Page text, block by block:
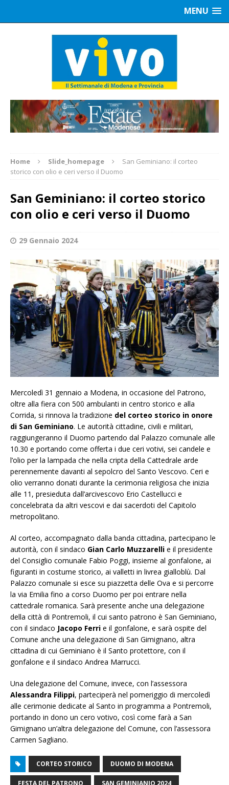
MENU
Home Slide_homepage
San Geminiano: il corteo
storico con olio e ceri verso il Duomo
San Geminiano: il corteo storico
con olio e ceri verso il Duomo
29 Gennaio 2024
Mercoledì 31 gennaio a Modena, in occasione del Patrono,
oltre alla fiera con 500 ambulanti in centro storico e alla
Corrida, si rinnova la tradizione del corteo storico in onore
di San Geminiano. Le autorità cittadine, civili e militari,
raggiungeranno il Duomo partendo dal Palazzo comunale alle
10.30 e portando come offerta i due ceri votivi, sei candele e
l’olio per la lampada che nella cripta della Cattedrale arde
perennemente davanti al sepolcro del Santo Vescovo. Ceri e
olio verranno donati durante la cerimonia religiosa che inizia
alle 11, presieduta dall’arcivescovo Erio Castellucci e
concelebrata da altri vescovi e dai sacerdoti del Capitolo
metropolitano.
Al corteo, accompagnato dalla banda cittadina, partecipano le
autorità, con il sindaco Gian Carlo Muzzarelli e il presidente
del Consiglio comunale Fabio Poggi, insieme al gonfalone, ai
figuranti in costume storico, ai valletti in livrea gialloblù. Dal
Palazzo comunale si esce su piazzetta delle Ova e si percorre
la via Emilia fino a corso Duomo per poi entrare nella
cattedrale romanica. Sarà presente anche una delegazione
della città di Pontremoli, il cui santo patrono è San Geminiano,
con il sindaco Jacopo Ferri e il gonfalone, e sarà ospite del
Comune anche una delegazione di San Gimignano, altra
cittadina di cui Geminiano è il Santo protettore, con il
gonfalone e il sindaco Andrea Marrucci.
Una delegazione del Comune, invece, con l’assessora
Alessandra Filippi, parteciperà nel pomeriggio di mercoledì
alle cerimonie dedicate al Santo in programma a Pontremoli,
portando in dono un cero votivo, così come farà a San
Gimignano un’altra delegazione del Comune, con l’assessora
Carmen Sagliano.
CORTEO STORICO DUOMO DI MODENA
FESTA DEL PATRONO SAN GEMINIANIO 2024